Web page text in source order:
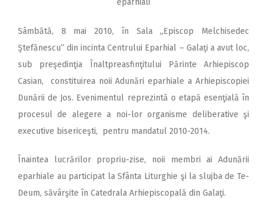
eparhiali
Sâmbătă, 8 mai 2010, în Sala „Episcop Melchisedec
Ştefănescu” din incinta Centrului Eparhial – Galaţi a avut loc,
sub preşedinţia Înaltpreasfinţitului Părinte Arhiepiscop
Casian, constituirea noii Adunări eparhiale a Arhiepiscopiei
Dunării de Jos. Evenimentul reprezintă o etapă esenţială în
procesul de alegere a noi-lor organisme deliberative şi
executive bisericeşti, pentru mandatul 2010-2014.
Înaintea lucrărilor propriu-zise, noii membri ai Adunării
eparhiale au participat la Sfânta Liturghie şi la slujba de Te-
Deum, săvârşite în Catedrala Arhiepiscopală din Galaţi.